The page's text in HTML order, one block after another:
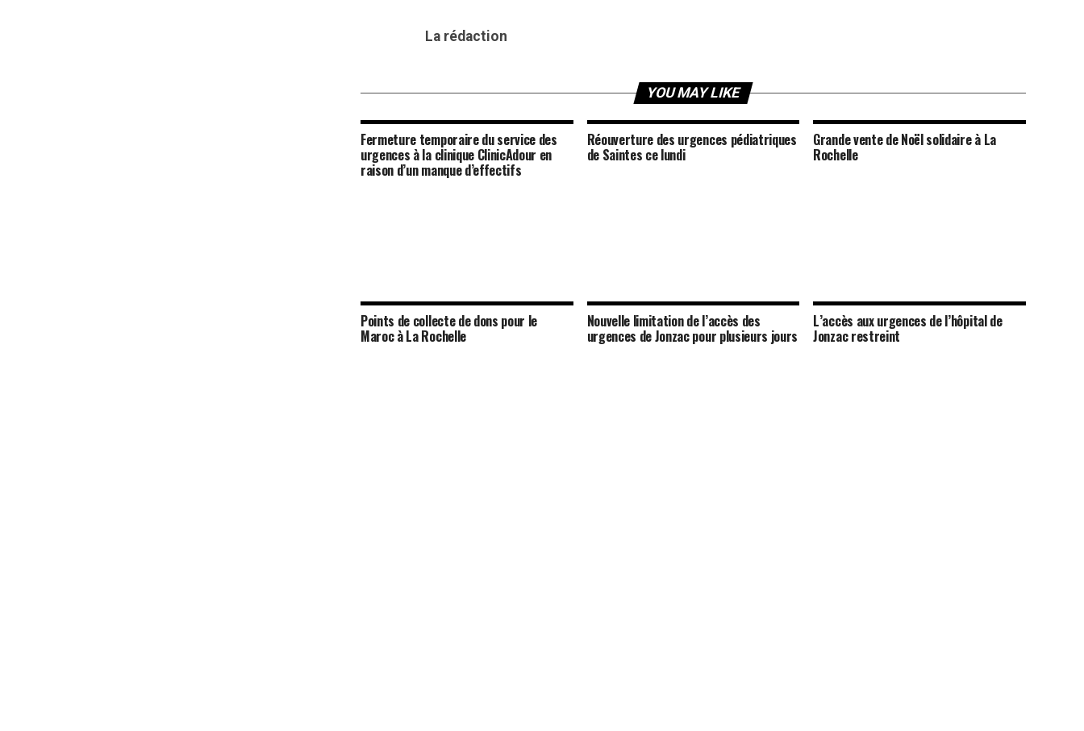
La rédaction
YOU MAY LIKE
Fermeture temporaire du service des
urgences à la clinique ClinicAdour en
raison d’un manque d’effectifs
Réouverture des urgences pédiatriques
de Saintes ce lundi
Grande vente de Noël solidaire à La
Rochelle
Points de collecte de dons pour le
Maroc à La Rochelle
Nouvelle limitation de l’accès des
urgences de Jonzac pour plusieurs jours
L’accès aux urgences de l’hôpital de
Jonzac restreint